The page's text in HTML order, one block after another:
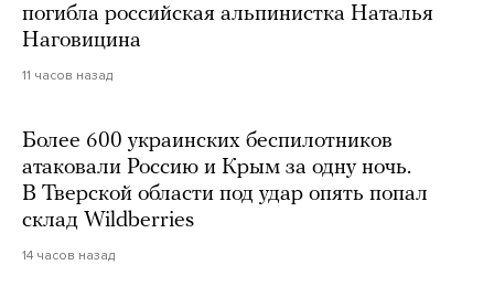
погибла российская альпинистка Наталья
Наговицина
11 часов назад
Более 600 украинских беспилотников
атаковали Россию и Крым за одну ночь.
В Тверской области под удар опять попал
склад Wildberries
14 часов назад